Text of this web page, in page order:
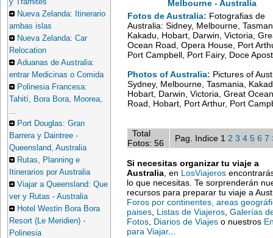
y Trámites
Nueva Zelanda: Itinerario
ambas islas
Nueva Zelanda: Car
Relocation
Aduanas de Australia:
entrar Medicinas o Comida
Polinesia Francesa:
Tahití, Bora Bora, Moorea,
...
Port Douglas: Gran
Barrera y Daintree -
Queensland, Australia
Rutas, Planning e
Itinerarios por Australia
Viajar a Queensland: Que
ver y Rutas - Australia
Hotel Westin Bora Bora
Resort (Le Meridien) -
Polinesia
Melbourne - Australia
Fotos de Australia: Fotografias de
Australia: Sidney, Melbourne,
Kakadu, Hobart, Darwin, Victoria,
Ocean Road, Opera House, Port
Port Campbell, Port Fairy, Doce
Photos of Australia: Pictures of
Sydney, Melbourne, Tasmania,
Hobart, Darwin, Victoria, Great Ocean
Road, Hobart, Port Arthur, Port
Total
Fotos: 56
Pag. Indice 1 2 3 4 5 6 7
Si necesitas organizar tu viaje a
Australia , en LosViajeros
lo que necesitas. Te sorprenderán
recursos para preparar tu viaje a
Foros por continentes, areas
paises Listas de Viajeros Galerías
Fotos Diarios de Viajes o nuestros
para Viajar...